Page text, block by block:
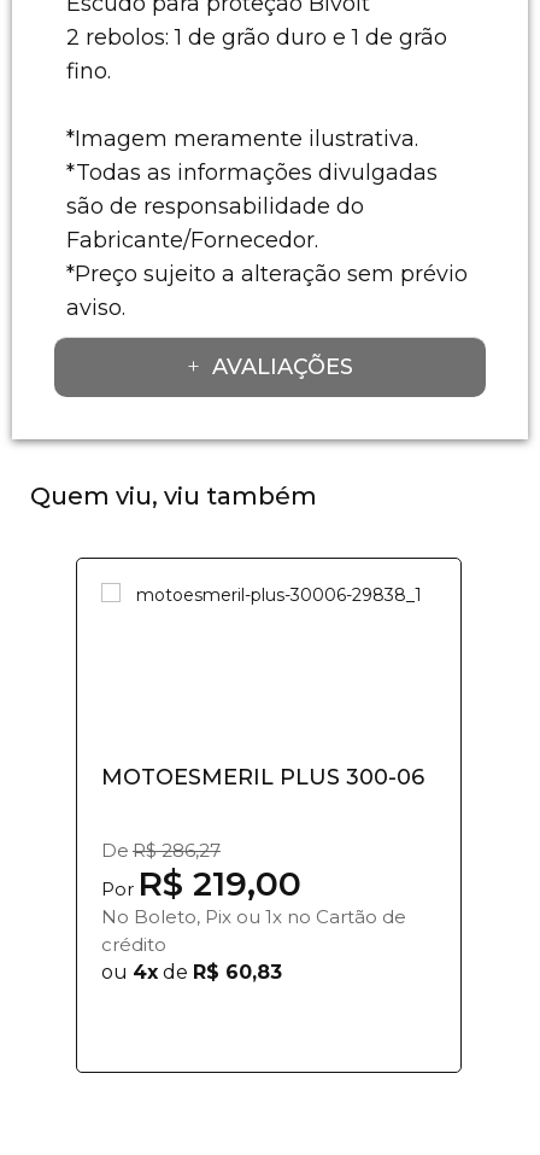
2 rebolos: 1 de grão duro e 1 de grão
fino.
*Imagem meramente ilustrativa.
*Todas as informações divulgadas
são de responsabilidade do
Fabricante/Fornecedor.
*Preço sujeito a alteração sem prévio
aviso.
AVALIAÇÕES
Quem viu, viu também
MOTOESMERIL PLUS 300-06
De R$ 286,27
Por R$ 219,00
No Boleto, Pix ou 1x no Cartão de
crédito
ou 4x de R$ 60,83